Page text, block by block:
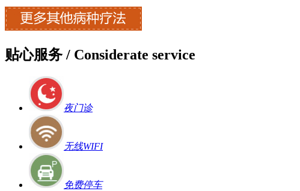
贴心服务 / Considerate service
夜门诊
无线WIFI
免费停车